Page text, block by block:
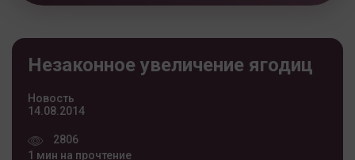
Незаконное увеличение ягодиц
Новость
14.08.2014
2806
1 мин на прочтение